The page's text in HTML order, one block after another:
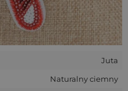
Juta
Naturalny ciemny